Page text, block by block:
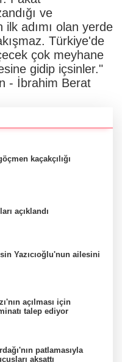
ve
ilk adımı olan yerde
Türkiye'de
çok meyhane
gidip içsinler."
- İbrahim Berat
kaçakçılığı
açıklandı
Yazıcıoğlu'nun ailesini
açılması için
talep ediyor
patlamasıyla
aksattı